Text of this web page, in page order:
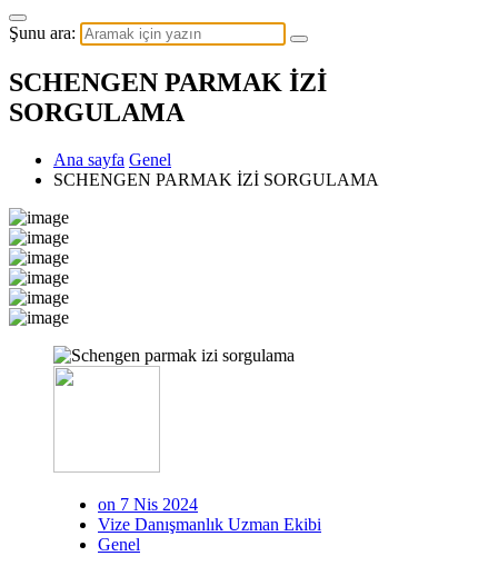
Şunu ara:
SCHENGEN PARMAK İZİ
SORGULAMA
Ana sayfa Genel
SCHENGEN PARMAK İZİ SORGULAMA
on 7 Nis 2024
Vize Danışmanlık Uzman Ekibi
Genel